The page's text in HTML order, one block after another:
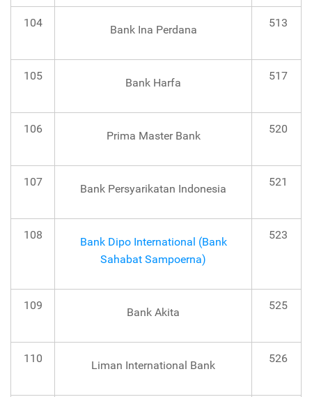
104
Bank Ina Perdana
513
105
Bank Harfa
517
106
Prima Master Bank
520
107
Bank Persyarikatan Indonesia
521
108
Bank Dipo International (Bank
Sahabat Sampoerna)
523
109
Bank Akita
525
110
Liman International Bank
526